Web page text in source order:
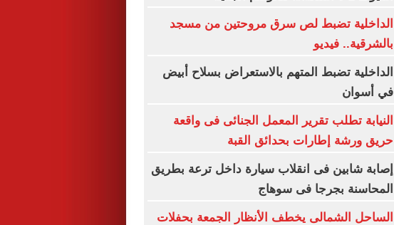
الداخلية تضبط لص سرق مروحتين من مسجد
بالشرقية.. فيديو
الداخلية تضبط المتهم بالاستعراض بسلاح أبيض
في أسوان
النيابة تطلب تقرير المعمل الجنائى فى واقعة
حريق ورشة إطارات بحدائق القبة
إصابة شابين فى انقلاب سيارة داخل ترعة بطريق
المحاسنة بجرجا فى سوهاج
الساحل الشمالى يخطف الأنظار الجمعة بحفلات